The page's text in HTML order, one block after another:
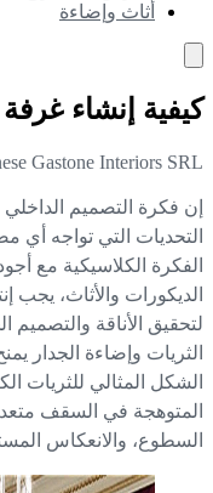
أثاث وإضاءة
إنشاء غرفة
Gastone Interiors
فكرة التصميم الداخلي
التي تواجه أي
الكلاسيكية مع
والأثاث، يجب
الأناقة والتصميم
وإضاءة الجدار يمنح
المثالي للثريات
في السقف متعدد
والانعكاس